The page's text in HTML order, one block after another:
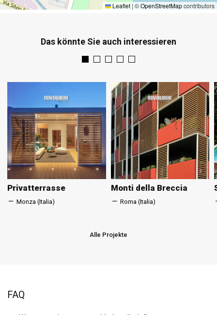
Leaflet | ©OpenStreetMapcontributors
Das könnte Sie auch interessieren
Privatterrasse
Monza (Italia)
Monti della Breccia
Roma (Italia)
Alle Projekte
FAQ